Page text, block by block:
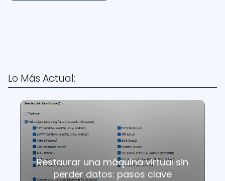
Lo Más Actual:
Restaurar una máquina virtual sin
perder datos: pasos clave